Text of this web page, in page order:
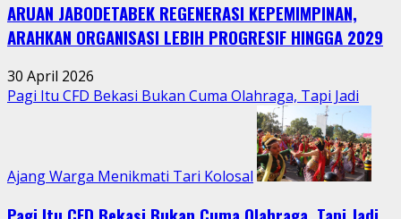
Warga
Jatimurni
di
Tengah
Aktivitas
Perkotaan
ARUAN JABODETABEK REGENERASI KEPEMIMPINAN,
ARAHKAN ORGANISASI LEBIH PROGRESIF HINGGA 2029
30 April 2026
Pagi Itu CFD Bekasi Bukan Cuma Olahraga, Tapi Jadi
Ajang Warga Menikmati Tari Kolosal